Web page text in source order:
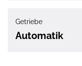
Getriebe
Automatik